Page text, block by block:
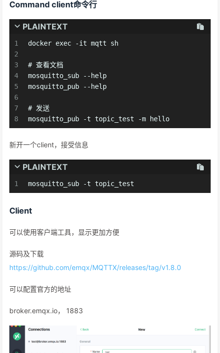
Command client命令行
PLAINTEXT
1
2
3
4
5
6
7
8
docker exec -it mqtt sh
# 查看文档
mosquitto_sub --help
mosquitto_pub --help
# 发送
mosquitto_pub -t topic_test -m hello
新开一个client，接受信息
PLAINTEXT
1 mosquitto_sub -t topic_test
Client
可以使用客户端工具，显示更加方便
源码及下载
https://github.com/emqx/MQTTX/releases/tag/v1.8.0
可以配置官方的地址
broker.emqx.io， 1883